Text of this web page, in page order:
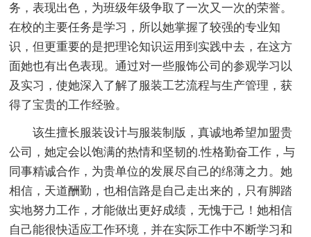
务，表现出色，为班级年级争取了一次又一次的荣誉。
在校的主要任务是学习，所以她掌握了较强的专业知
识，但更重要的是把理论知识运用到实践中去，在这方
面她也有出色表现。通过对一些服饰公司的参观学习以
及实习，使她深入了解了服装工艺流程与生产管理，获
得了宝贵的工作经验。
该生擅长服装设计与服装制版，真诚地希望加盟贵
公司，她定会以饱满的热情和坚韧的.性格勤奋工作，与
同事精诚合作，为贵单位的发展尽自己的绵薄之力。她
相信，天道酬勤，也相信路是自己走出来的，只有脚踏
实地努力工作，才能做出更好成绩，无愧于己！她相信
自己能很快适应工作环境，并在实际工作中不断学习和